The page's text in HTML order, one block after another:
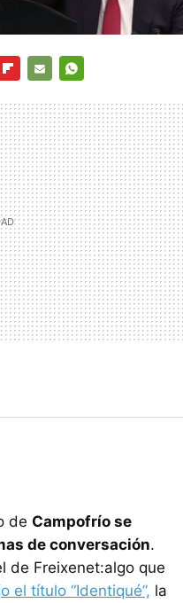
MAIL
de Campofrío se
de conversación.
de Freixenet:algo que
el título “Identiqué”, la